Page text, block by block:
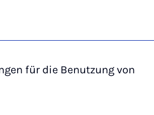
für die Benutzung von